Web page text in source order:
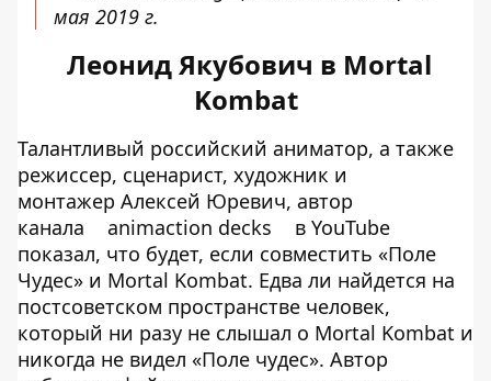
мая 2019 г.
Леонид Якубович в Mortal
Kombat
Талантливый российский аниматор, а также
режиссер, сценарист, художник и
монтажер Алексей Юревич, автор
канала
animaction decks
в YouTube
показал, что будет, если совместить «Поле
Чудес» и Mortal Kombat. Едва ли найдется на
постсоветском пространстве человек,
который ни разу не слышал о Mortal Kombat и
никогда не видел «Поле чудес». Автор